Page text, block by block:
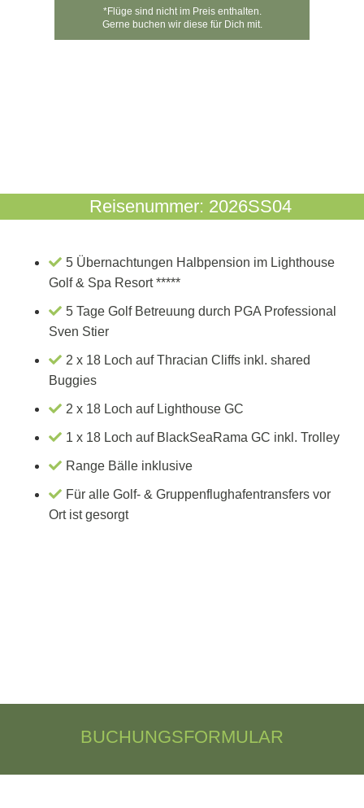
*Flüge sind nicht im Preis enthalten.
Gerne buchen wir diese für Dich mit.
Reisenummer: 2026SS04
5 Übernachtungen Halbpension im Lighthouse
Golf & Spa Resort *****
5 Tage Golf Betreuung durch PGA Professional
Sven Stier
2 x 18 Loch auf Thracian Cliffs inkl. shared
Buggies
2 x 18 Loch auf Lighthouse GC
1 x 18 Loch auf BlackSeaRama GC inkl. Trolley
Range Bälle inklusive
Für alle Golf- & Gruppenflughafentransfers vor
Ort ist gesorgt
BUCHUNGSFORMULAR